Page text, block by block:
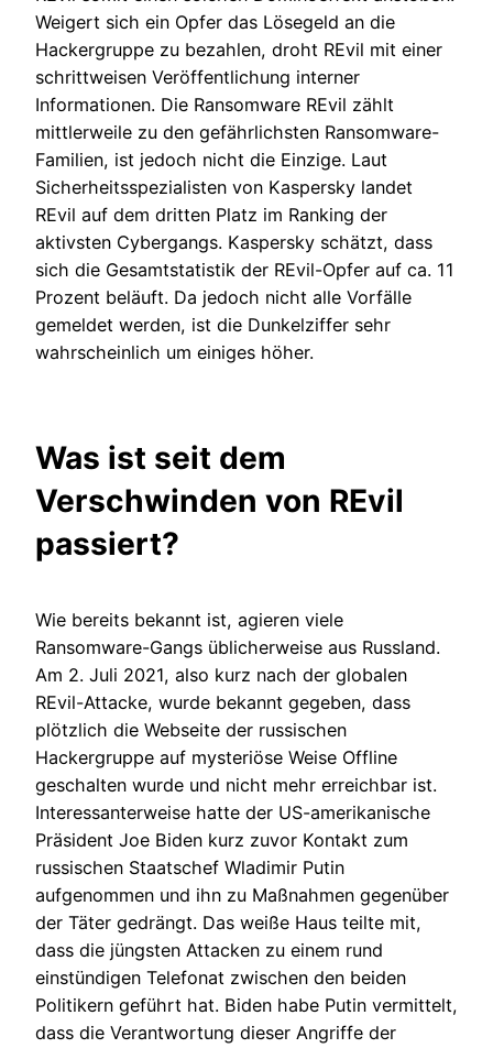
Weigert sich ein Opfer das Lösegeld an die
Hackergruppe zu bezahlen, droht REvil mit einer
schrittweisen Veröffentlichung interner
Informationen. Die Ransomware REvil zählt
mittlerweile zu den gefährlichsten Ransomware-
Familien, ist jedoch nicht die Einzige. Laut
Sicherheitsspezialisten von Kaspersky landet
REvil auf dem dritten Platz im Ranking der
aktivsten Cybergangs. Kaspersky schätzt, dass
sich die Gesamtstatistik der REvil-Opfer auf ca. 11
Prozent beläuft. Da jedoch nicht alle Vorfälle
gemeldet werden, ist die Dunkelziffer sehr
wahrscheinlich um einiges höher.
Was ist seit dem
Verschwinden von REvil
passiert?
Wie bereits bekannt ist, agieren viele
Ransomware-Gangs üblicherweise aus Russland.
Am 2. Juli 2021, also kurz nach der globalen
REvil-Attacke, wurde bekannt gegeben, dass
plötzlich die Webseite der russischen
Hackergruppe auf mysteriöse Weise Offline
geschalten wurde und nicht mehr erreichbar ist.
Interessanterweise hatte der US-amerikanische
Präsident Joe Biden kurz zuvor Kontakt zum
russischen Staatschef Wladimir Putin
aufgenommen und ihn zu Maßnahmen gegenüber
der Täter gedrängt. Das weiße Haus teilte mit,
dass die jüngsten Attacken zu einem rund
einstündigen Telefonat zwischen den beiden
Politikern geführt hat. Biden habe Putin vermittelt,
dass die Verantwortung dieser Angriffe der